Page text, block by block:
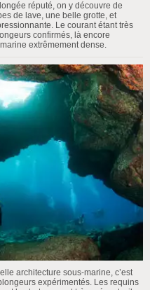
réputé, on y découvre de
de lave, une belle grotte, et
Le courant étant très
confirmés, là encore
extrêmement dense.
architecture sous-marine, c’est
expérimentés. Les requins